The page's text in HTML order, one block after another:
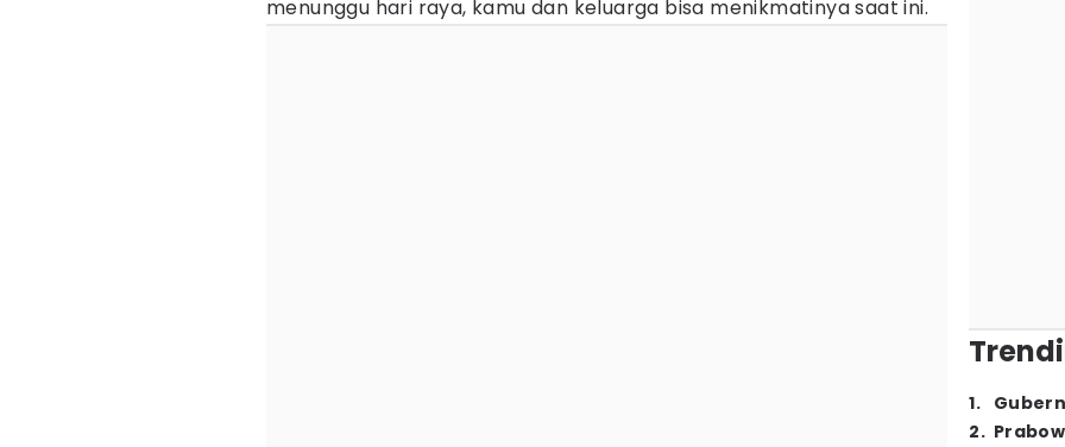
menunggu hari raya, kamu dan keluarga bisa menikmatinya saat ini.
1.
2.